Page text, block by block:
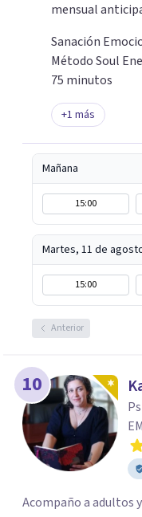
mensual
Sanación
Método Soul
75 minutos
+1 más
Mañana
15:00
Martes, 11 de
15:00
Anterior
10
Acompaño a adultos